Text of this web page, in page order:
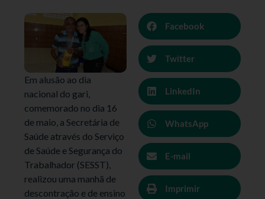
Em alusão ao dia
nacional do gari,
comemorado no dia 16
de maio, a Secretária de
Saúde através do Serviço
de Saúde e Segurança do
Trabalhador (SESST),
realizou uma manhã de
descontração e de ensino
Facebook
Twitter
LinkedIn
WhatsApp
E-mail
Imprimir